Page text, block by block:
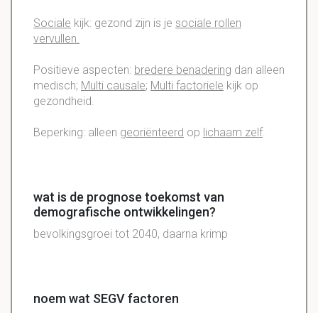
Sociale kijk: gezond zijn is je sociale rollen
vervullen.
Positieve aspecten: bredere benadering dan alleen
medisch; Multi causale; Multi factoriele kijk op
gezondheid.
Beperking: alleen georiënteerd op lichaam zelf.
wat is de prognose toekomst van
demografische ontwikkelingen?
bevolkingsgroei tot 2040, daarna krimp
noem wat SEGV factoren